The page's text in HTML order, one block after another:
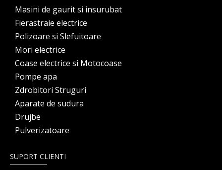
Masini de gaurit si insurubat
Fierastraie electrice
Polizoare si Slefuitoare
Mori electrice
Coase electrice si Motocoase
Pompe apa
Zdrobitori Struguri
Aparate de sudura
Drujbe
Pulverizatoare
SUPORT CLIENTI